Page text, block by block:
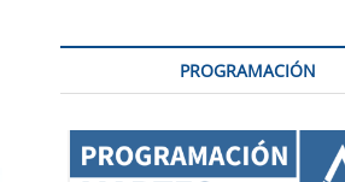
PROGRAMACIÓN